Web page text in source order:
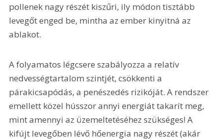
pollenek nagy részét kiszűri, ily módon tisztább
levegőt enged be, mintha az ember kinyitná az
ablakot.
A folyamatos légcsere szabályozza a relatív
nedvességtartalom szintjét, csökkenti a
párakicsapódás, a penészedés rizikóját. A rendszer
emellett közel hússzor annyi energiát takarít meg,
mint amennyi az üzemeltetéséhez szükséges! A
kifújt levegőben lévő hőenergia nagy részét (akár